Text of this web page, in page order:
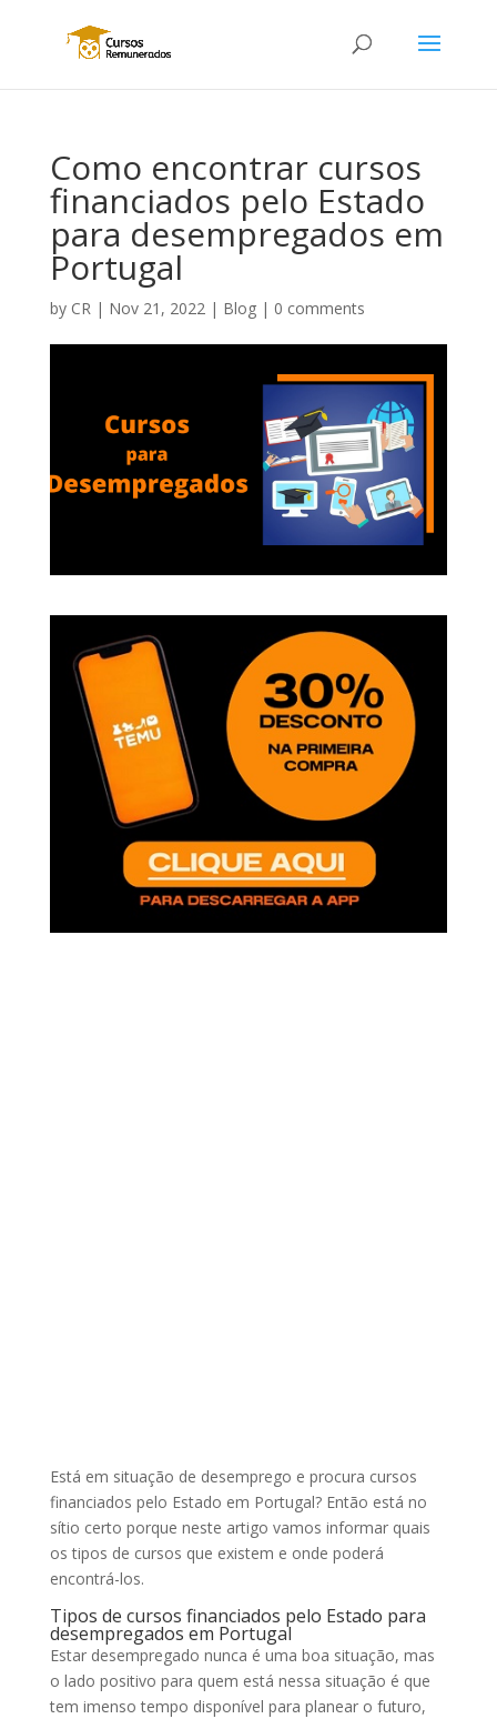
Como encontrar cursos
financiados pelo Estado
para desempregados em
Portugal
by CR| Nov 21, 2022| Blog| 0 comments
Está em situação de desemprego e procura cursos
financiados pelo Estado em Portugal? Então está no
sítio certo porque neste artigo vamos informar quais
os tipos de cursos que existem e onde poderá
encontrá-los.
Tipos de cursos financiados pelo Estado para
desempregados em Portugal
Estar desempregado nunca é uma boa situação, mas
o lado positivo para quem está nessa situação é que
tem imenso tempo disponível para planear o futuro,